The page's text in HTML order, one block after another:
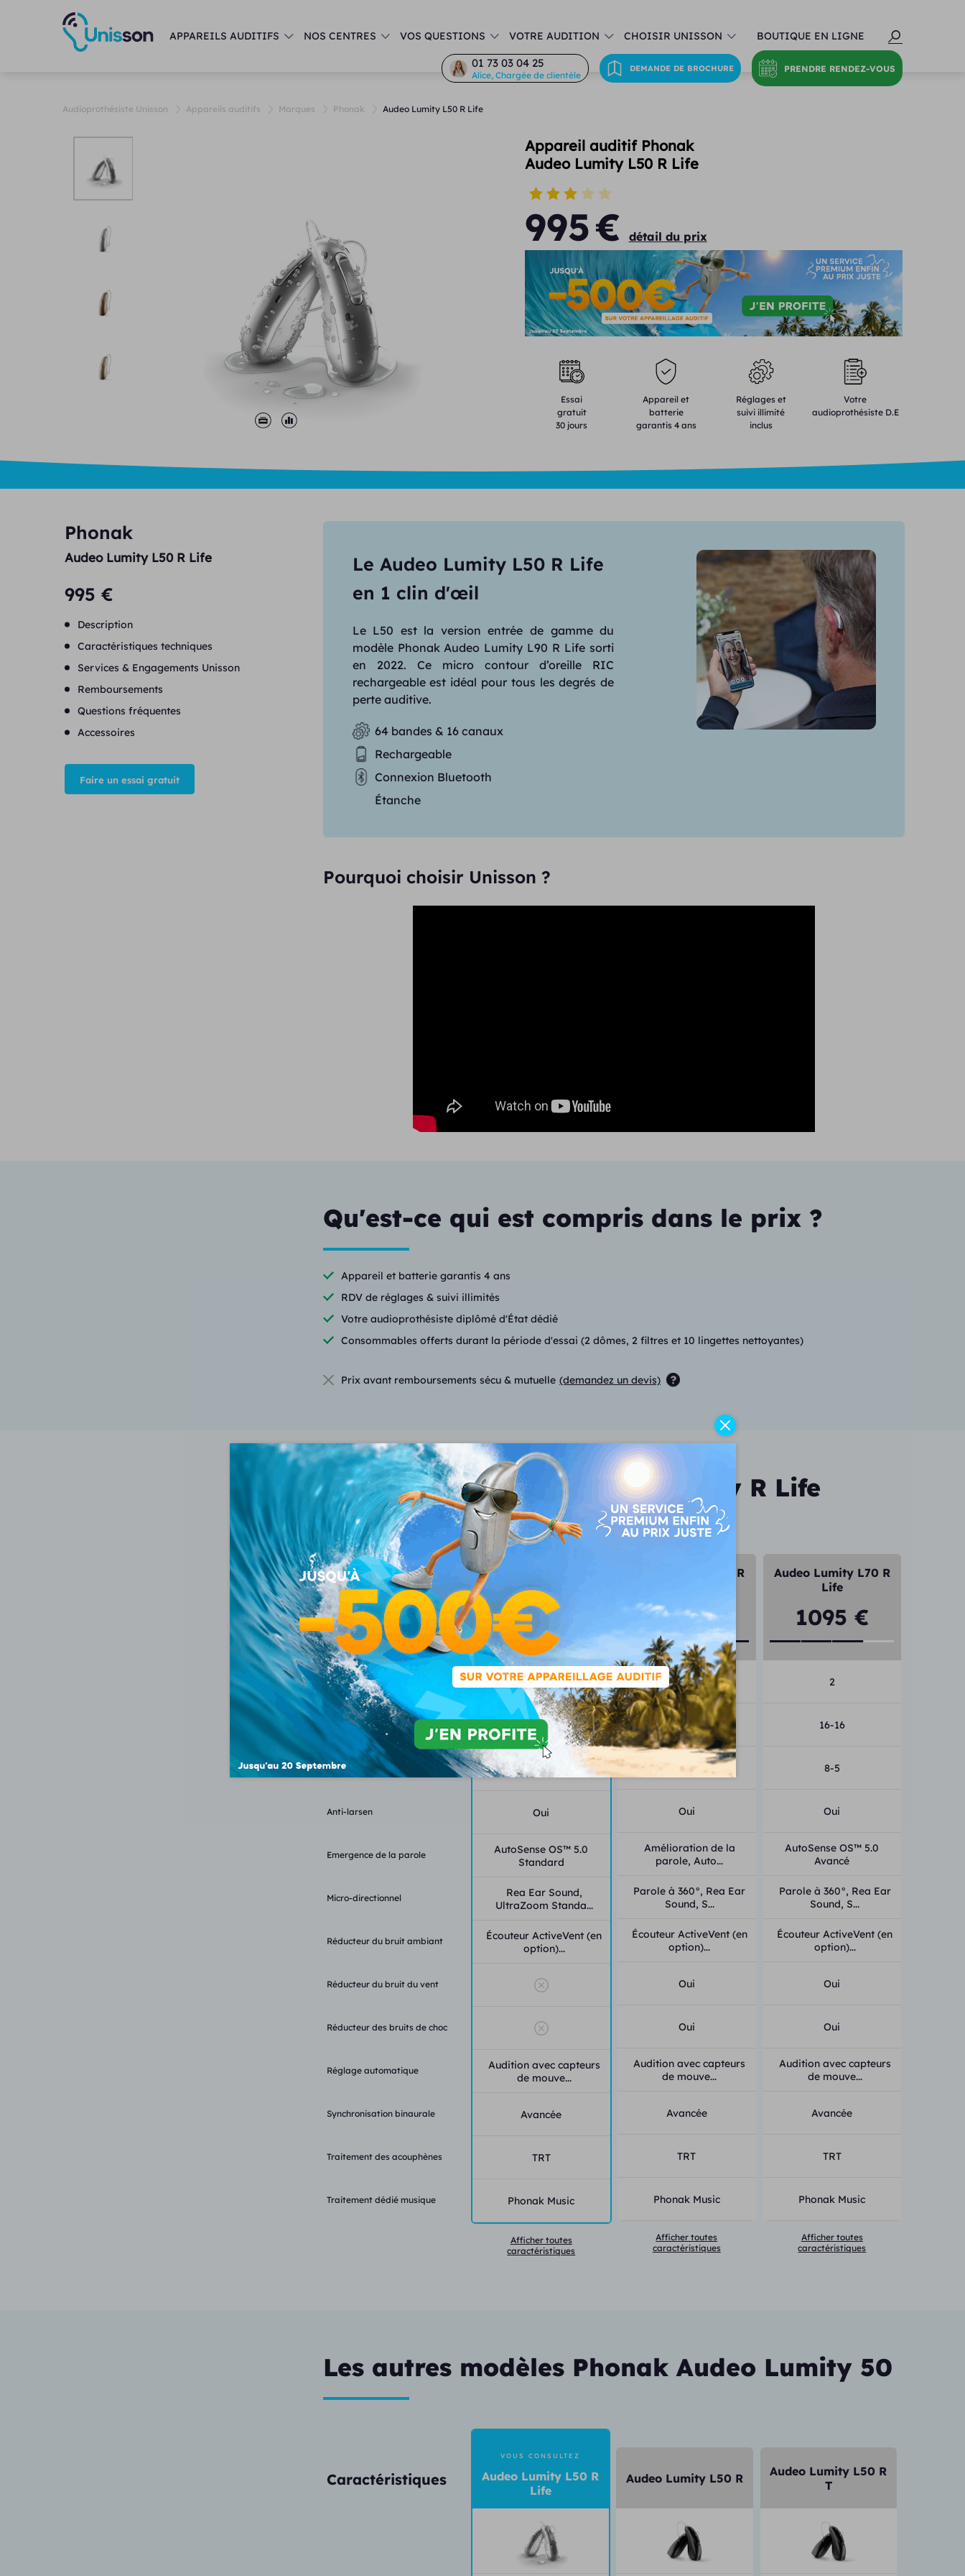
APPAREILS AUDITIFS NOS CENTRES VOS QUESTIONS VOTRE AUDITION CHOISIR UNISSON BOUTIQUE EN LIGNE
01 73 03 04 25
Alice, Chargée de clientèle
DEMANDE DE BROCHURE PRENDRE RENDEZ-VOUS
Audioprothésiste Unisson Appareils auditifs Marques Phonak Audeo Lumity L50 R Life
Appareil auditif Phonak
Audeo Lumity L50 R Life
995€ détail du prix
Essai
gratuit
30 jours
Appareil et
batterie
garantis 4 ans
Réglages et
suivi illimité
inclus
Votre
audioprothésiste D.E
Phonak
Audeo Lumity L50 R Life
995 €
Description
Caractéristiques techniques
Services & Engagements Unisson
Remboursements
Questions fréquentes
Accessoires
Faire un essai gratuit
Le Audeo Lumity L50 R Life
en 1 clin d'œil
Le L50 est la version entrée de gamme du
modèle Phonak Audeo Lumity L90 R Life sorti
en 2022. Ce micro contour d’oreille RIC
rechargeable est idéal pour tous les degrés de
perte auditive.
64 bandes & 16 canaux
Rechargeable
Connexion Bluetooth
Étanche
Pourquoi choisir Unisson ?
Qu'est-ce qui est compris dans le prix ?
Appareil et batterie garantis 4 ans
RDV de réglages & suivi illimités
Votre audioprothésiste diplômé d'État dédié
Consommables offerts durant la période d'essai (2 dômes, 2 filtres et 10 lingettes nettoyantes)
Prix avant remboursements sécu & mutuelle (demandez un devis)
Fonctionnalités du Audeo Lumity R Life
Fonctionnalités
Classe
Canaux - bandes
Programmes - mémoires
Anti-larsen
Emergence de la parole
Micro-directionnel
Réducteur du bruit ambiant
Réducteur du bruit du vent
Réducteur des bruits de choc
Réglage automatique
Synchronisation binaurale
Traitement des acouphènes
Traitement dédié musique
VOUS CONSULTEZ
Audeo Lumity L50 R
Life
995 €
2
12-12
8-5
Oui
AutoSense OS™ 5.0
Standard
Rea Ear Sound,
UltraZoom Standa...
Écouteur ActiveVent (en
option)...
Audition avec capteurs
de mouve...
Avancée
TRT
Phonak Music
Afficher toutes
caractéristiques
Audeo Lumity L90 R
1195 €
2
20-20
8-5
Oui
Amélioration de la
parole, Auto...
Parole à 360°, Rea Ear
Sound, S...
Écouteur ActiveVent (en
option)...
Oui
Oui
Audition avec capteurs
de mouve...
Avancée
TRT
Phonak Music
Afficher toutes
caractéristiques
Audeo Lumity L70 R
Life
1095 €
2
16-16
8-5
Oui
AutoSense OS™ 5.0
Avancé
Parole à 360°, Rea Ear
Sound, S...
Écouteur ActiveVent (en
option)...
Oui
Oui
Audition avec capteurs
de mouve...
Avancée
TRT
Phonak Music
Afficher toutes
caractéristiques
Les autres modèles Phonak Audeo Lumity 50
Caractéristiques
VOUS CONSULTEZ
Audeo Lumity L50 R
Life
Audeo Lumity L50 R
Audeo Lumity L50 R
T